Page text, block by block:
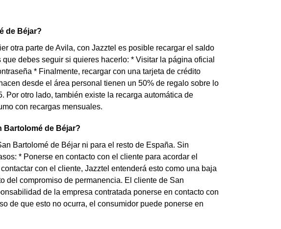
de Béjar?
otra parte de Avila, con Jazztel es posible recargar el saldo
debes seguir si quieres hacerlo: * Visitar la página oficial
* Finalmente, recargar con una tarjeta de crédito
desde el área personal tienen un 50% de regalo sobre lo
Por otro lado, también existe la recarga automática de
con recargas mensuales.
Bartolomé de Béjar?
Bartolomé de Béjar ni para el resto de España. Sin
* Ponerse en contacto con el cliente para acordar el
con el cliente, Jazztel entenderá esto como una baja
del compromiso de permanencia. El cliente de San
de la empresa contratada ponerse en contacto con
de que esto no ocurra, el consumidor puede ponerse en